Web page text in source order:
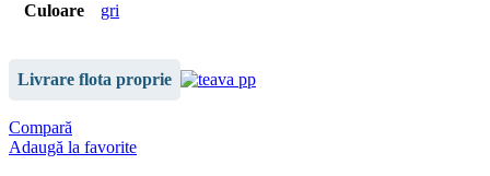
Culoare gri
Livrare flota proprie
Compară
Adaugă la favorite